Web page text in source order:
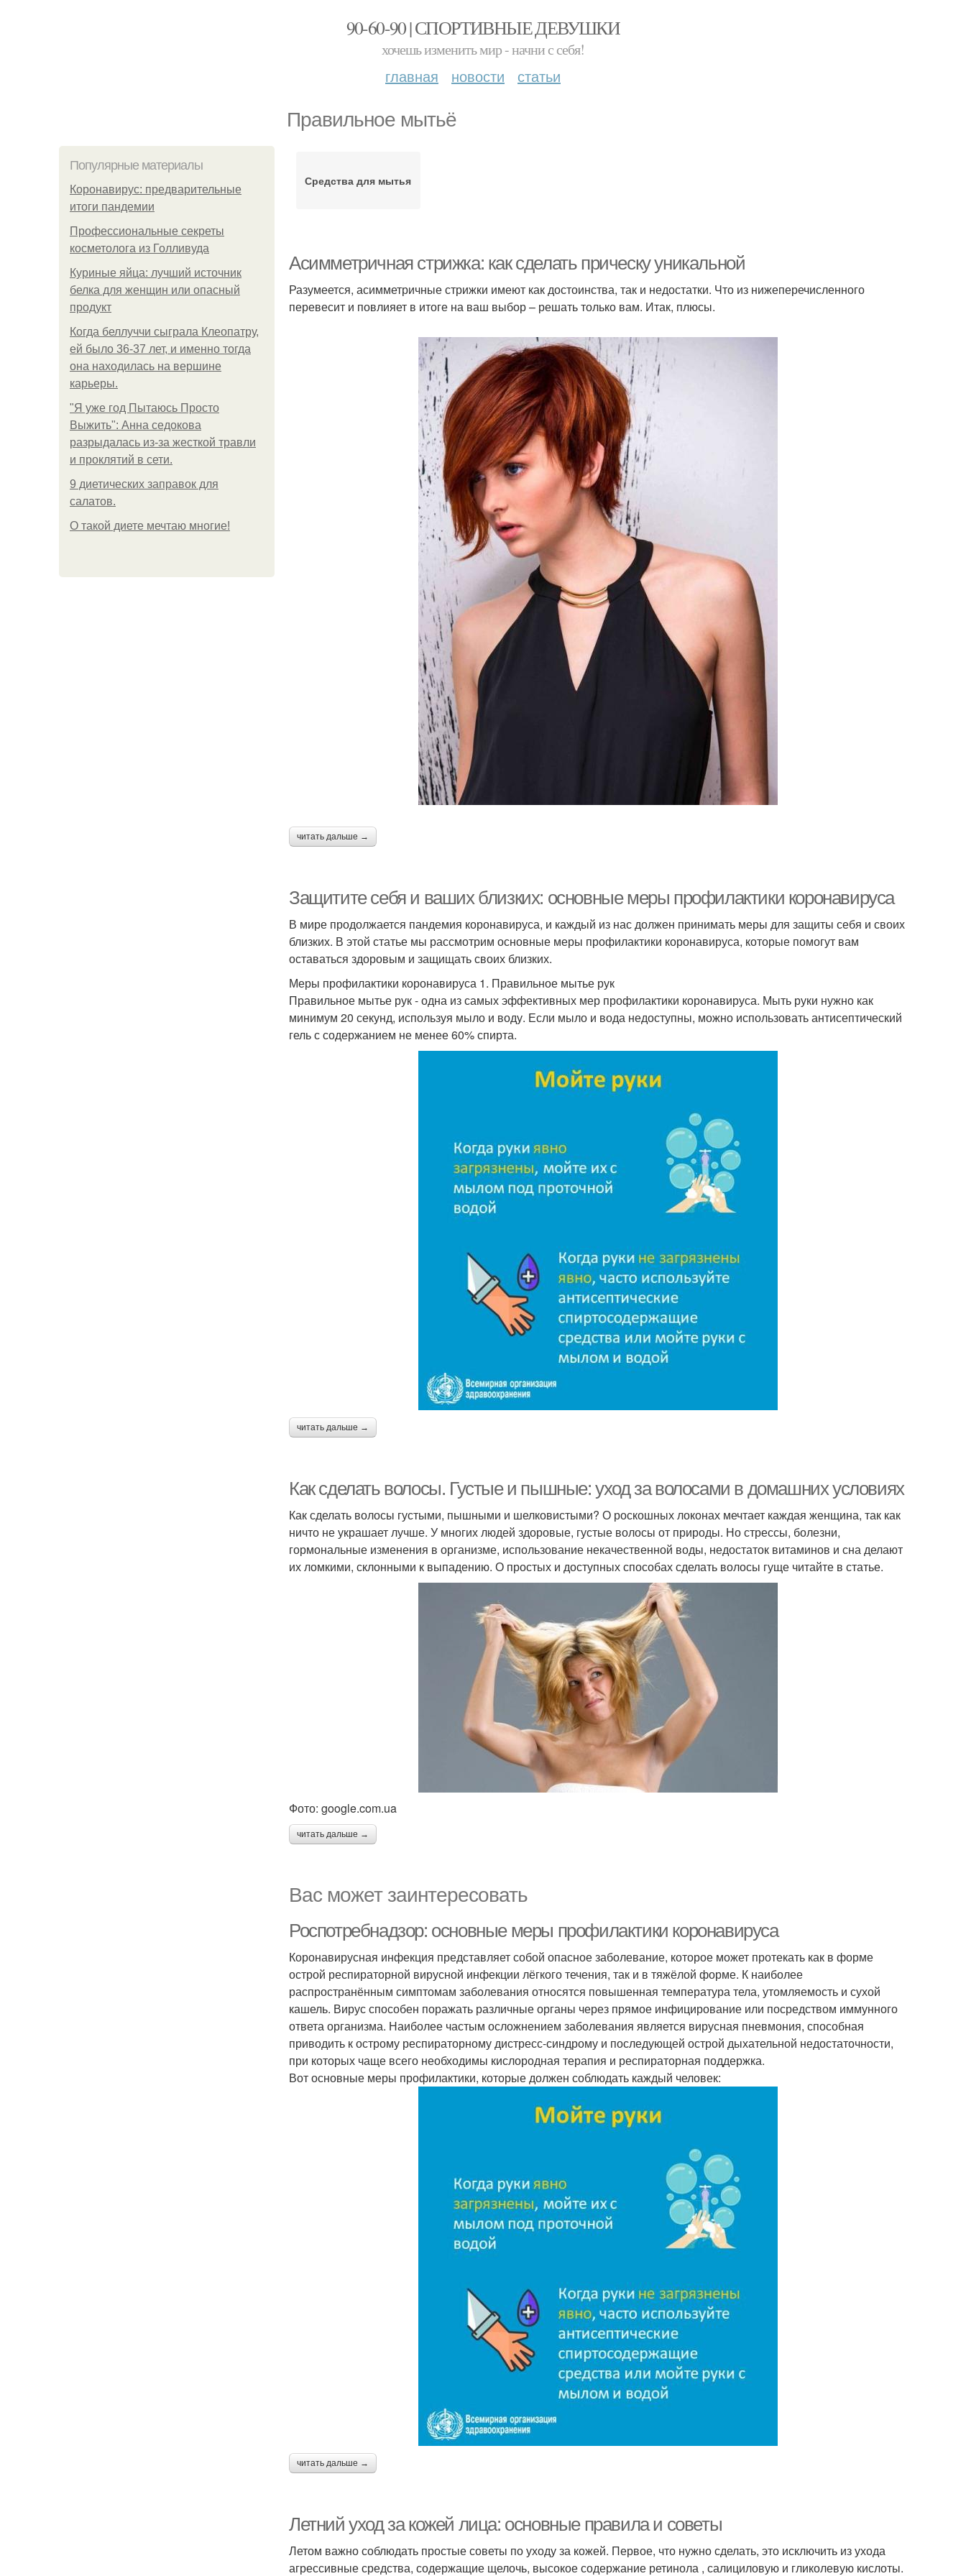
90-60-90 | СПОРТИВНЫЕ ДЕВУШКИ
хочешь изменить мир - начни с себя!
главная новости статьи
Правильное мытьё
Популярные материалы
Коронавирус: предварительные
итоги пандемии
Профессиональные секреты
косметолога из Голливуда
Куриные яйца: лучший источник
белка для женщин или опасный
продукт
Когда беллуччи сыграла Клеопатру,
ей было 36-37 лет, и именно тогда
она находилась на вершине
карьеры.
"Я уже год Пытаюсь Просто
Выжить": Анна седокова
разрыдалась из-за жесткой травли
и проклятий в сети.
9 диетических заправок для
салатов.
О такой диете мечтаю многие!
Средства для мытья
Асимметричная стрижка: как сделать прическу уникальной
Разумеется, асимметричные стрижки имеют как достоинства, так и недостатки. Что из нижеперечисленного
перевесит и повлияет в итоге на ваш выбор – решать только вам. Итак, плюсы.
читать дальше →
Защитите себя и ваших близких: основные меры профилактики коронавируса
В мире продолжается пандемия коронавируса, и каждый из нас должен принимать меры для защиты себя и своих
близких. В этой статье мы рассмотрим основные меры профилактики коронавируса, которые помогут вам
оставаться здоровым и защищать своих близких.
Меры профилактики коронавируса 1. Правильное мытье рук
Правильное мытье рук - одна из самых эффективных мер профилактики коронавируса. Мыть руки нужно как
минимум 20 секунд, используя мыло и воду. Если мыло и вода недоступны, можно использовать антисептический
гель с содержанием не менее 60% спирта.
читать дальше →
Как сделать волосы. Густые и пышные: уход за волосами в домашних условиях
Как сделать волосы густыми, пышными и шелковистыми? О роскошных локонах мечтает каждая женщина, так как
ничто не украшает лучше. У многих людей здоровые, густые волосы от природы. Но стрессы, болезни,
гормональные изменения в организме, использование некачественной воды, недостаток витаминов и сна делают
их ломкими, склонными к выпадению. О простых и доступных способах сделать волосы гуще читайте в статье.
Фото: google.com.ua
читать дальше →
Вас может заинтересовать
Роспотребнадзор: основные меры профилактики коронавируса
Коронавирусная инфекция представляет собой опасное заболевание, которое может протекать как в форме
острой респираторной вирусной инфекции лёгкого течения, так и в тяжёлой форме. К наиболее
распространённым симптомам заболевания относятся повышенная температура тела, утомляемость и сухой
кашель. Вирус способен поражать различные органы через прямое инфицирование или посредством иммунного
ответа организма. Наиболее частым осложнением заболевания является вирусная пневмония, способная
приводить к острому респираторному дистресс-синдрому и последующей острой дыхательной недостаточности,
при которых чаще всего необходимы кислородная терапия и респираторная поддержка.
Вот основные меры профилактики, которые должен соблюдать каждый человек:
читать дальше →
Летний уход за кожей лица: основные правила и советы
Летом важно соблюдать простые советы по уходу за кожей. Первое, что нужно сделать, это исключить из ухода
агрессивные средства, содержащие щелочь, высокое содержание ретинола , салициловую и гликолевую кислоты.